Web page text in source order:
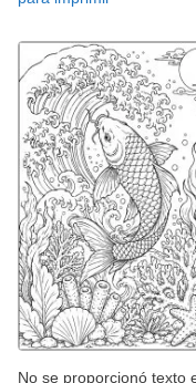
No se proporcionó texto